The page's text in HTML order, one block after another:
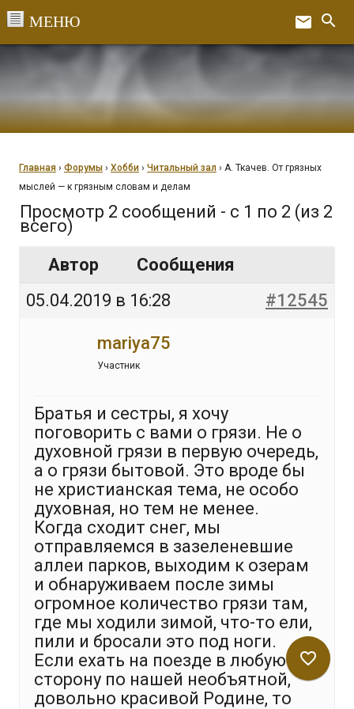
email search
Главная › Форумы › Хобби › Читальный зал › А. Ткачев. От грязных
мыслей — к грязным словам и делам
Просмотр 2 сообщений - с 1 по 2 (из 2
всего)
Автор
Сообщения
05.04.2019 в 16:28
#12545
mariya75
Участник
Братья и сестры, я хочу
поговорить с вами о грязи. Не о
духовной грязи в первую очередь,
а о грязи бытовой. Это вроде бы
не христианская тема, не особо
духовная, но тем не менее.
Когда сходит снег, мы
отправляемся в зазеленевшие
аллеи парков, выходим к озерам
и обнаруживаем после зимы
огромное количество грязи там,
где мы ходили зимой, что-то ели,
пили и бросали это под ноги.
Если ехать на поезде в любую
сторону по нашей необъятной,
довольно красивой Родине, то
favorite_border